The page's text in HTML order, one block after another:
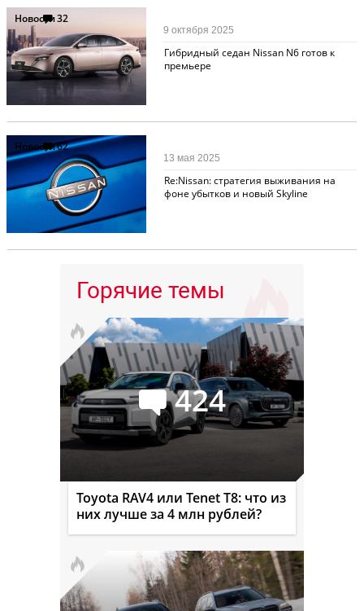
Новости32
Гибридный седан Nissan N6 готов к
премьере
9 октября 2025
Новости62
Re:Nissan: стратегия выживания на
фоне убытков и новый Skyline
13 мая 2025
Горячие темы
424
Toyota RAV4 или Tenet T8: что из
них лучше за 4 млн рублей?